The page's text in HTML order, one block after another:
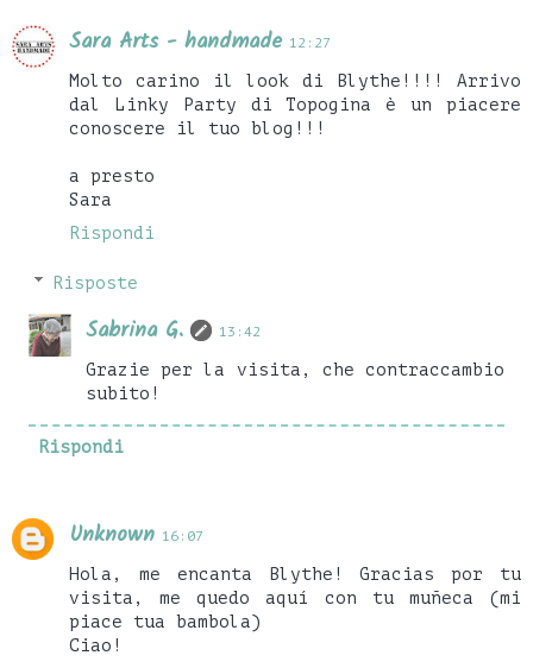
Sara Arts - handmade 12:27
Molto carino il look di Blythe!!!! Arrivo
dal Linky Party di Topogina è un piacere
conoscere il tuo blog!!!
a presto
Sara
Rispondi
Risposte
Sabrina G. 13:42
Grazie per la visita, che contraccambio
subito!
Rispondi
Unknown 16:07
Hola, me encanta Blythe! Gracias por tu
visita, me quedo aquí con tu muñeca (mi
piace tua bambola)
Ciao!